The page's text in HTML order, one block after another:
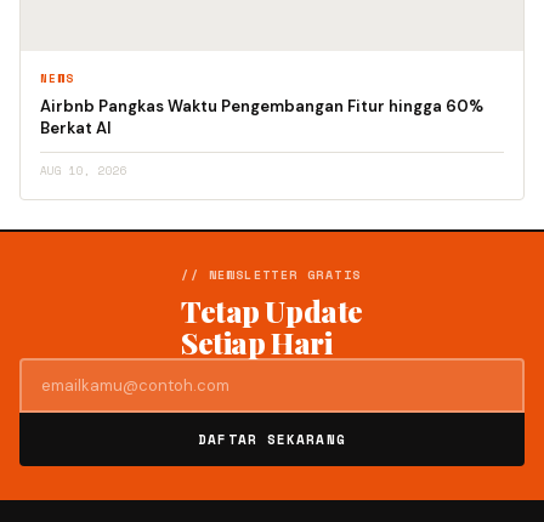
NEWS
Airbnb Pangkas Waktu Pengembangan Fitur hingga 60%
Berkat AI
AUG 10, 2026
// NEWSLETTER GRATIS
Tetap Update
Setiap Hari
DAFTAR SEKARANG